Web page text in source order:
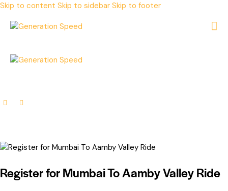
Skip to content Skip to sidebar Skip to footer
Register for Mumbai To Aamby Valley Ride